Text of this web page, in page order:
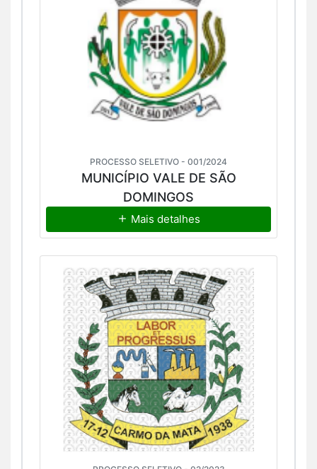
PROCESSO SELETIVO - 001/2024
MUNICÍPIO VALE DE SÃO
DOMINGOS
Mais detalhes